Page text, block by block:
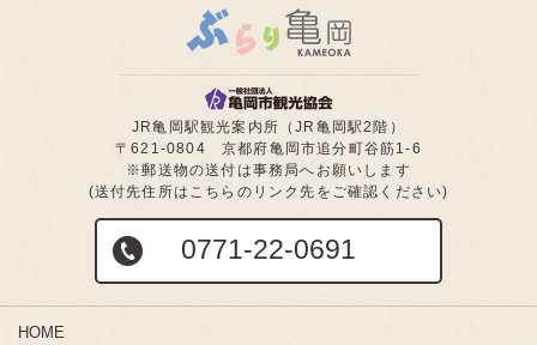
JR亀岡駅観光案内所（JR亀岡駅2階）
〒621-0804 京都府亀岡市追分町谷筋1-6
※郵送物の送付は事務局へお願いします
(送付先住所はこちらのリンク先をご確認ください)
0771-22-0691
HOME